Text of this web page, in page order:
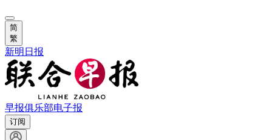
简
繁
新明日报
早报俱乐部电子报
订阅